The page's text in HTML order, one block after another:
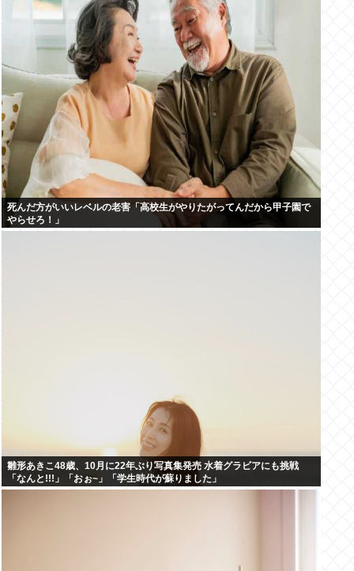
死んだ方がいいレベルの老害「高校生がやりたがってんだから甲子園で
やらせろ！」
雛形あきこ48歳、10月に22年ぶり写真集発売 水着グラビアにも挑戦
「なんと!!!」「おぉ~」「学生時代が蘇りました」